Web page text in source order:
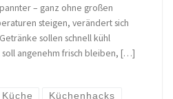
– ganz ohne großen
steigen, verändert sich
sollen schnell kühl
angenehm frisch bleiben, […]
Küche Küchenhacks